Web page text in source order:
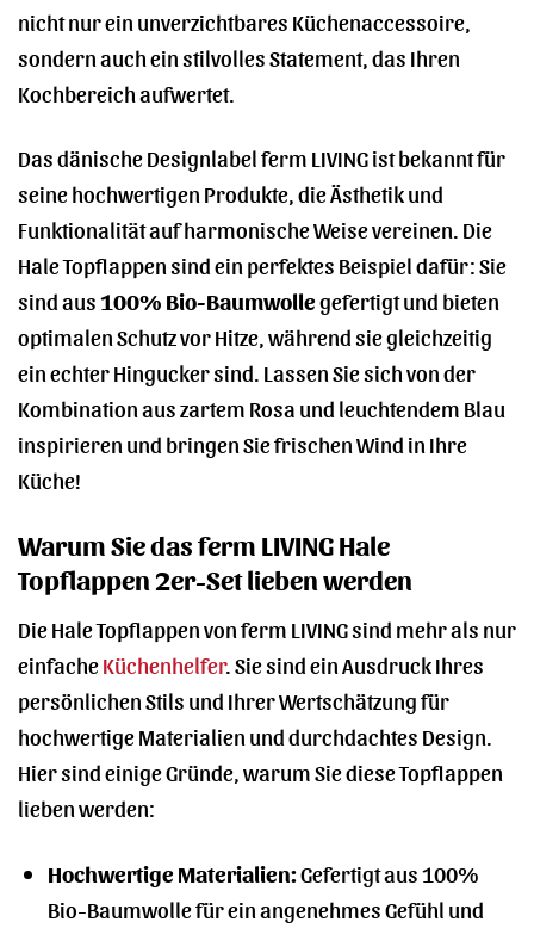
nicht nur ein unverzichtbares Küchenaccessoire,
sondern auch ein stilvolles Statement, das Ihren
Kochbereich aufwertet.
Das dänische Designlabel ferm LIVING ist bekannt für
seine hochwertigen Produkte, die Ästhetik und
Funktionalität auf harmonische Weise vereinen. Die
Hale Topflappen sind ein perfektes Beispiel dafür: Sie
sind aus100% Bio-Baumwollegefertigt und bieten
optimalen Schutz vor Hitze, während sie gleichzeitig
ein echter Hingucker sind. Lassen Sie sich von der
Kombination aus zartem Rosa und leuchtendem Blau
inspirieren und bringen Sie frischen Wind in Ihre
Küche!
Warum Sie das ferm LIVING Hale
Topflappen 2er-Set lieben werden
Die Hale Topflappen von ferm LIVING sind mehr als nur
einfacheKüchenhelfer. Sie sind ein Ausdruck Ihres
persönlichen Stils und Ihrer Wertschätzung für
hochwertige Materialien und durchdachtes Design.
Hier sind einige Gründe, warum Sie diese Topflappen
lieben werden:
Hochwertige Materialien:Gefertigt aus 100%
Bio-Baumwolle für ein angenehmes Gefühl und